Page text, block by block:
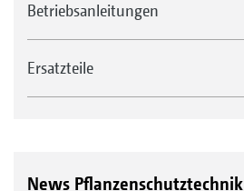
Betriebsanleitungen
Ersatzteile
News Pflanzenschutztechnik